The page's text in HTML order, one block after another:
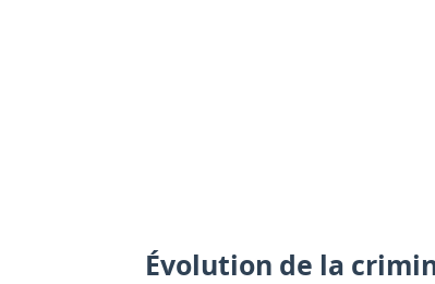
Évolution de la